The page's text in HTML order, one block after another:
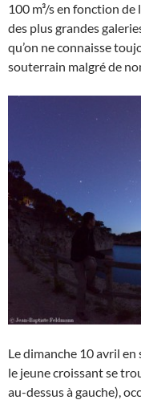
100 m³/s en fonction de
des plus grandes
qu’on ne connaisse
souterrain malgré de
Le dimanche 10 avril en
le jeune croissant se
au-dessus à gauche),